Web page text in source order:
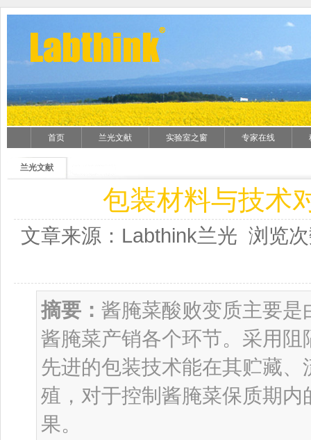
首页 兰光文献 实验室之窗 专家在线
兰光文献
包装材料与技术
文章来源：Labthink兰光 浏览
摘要： 酱腌菜酸败变质主要
酱腌菜产销各个环节。采用
先进的包装技术能在其贮藏
殖，对于控制酱腌菜保质期
果。